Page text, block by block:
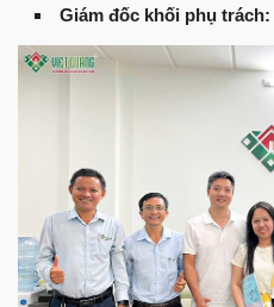
Giám đốc khối phụ trách: